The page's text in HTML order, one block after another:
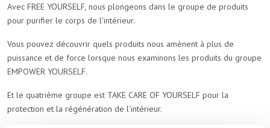
Avec FREE YOURSELF, nous plongeons dans le groupe de produits
pour purifier le corps de l'intérieur.
Vous pouvez découvrir quels produits nous amènent à plus de
puissance et de force lorsque nous examinons les produits du groupe
EMPOWER YOURSELF.
Et le quatrième groupe est TAKE CARE OF YOURSELF pour la
protection et la régénération de l'intérieur.